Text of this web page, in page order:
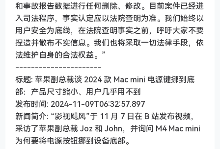
和事故报告数据进行任何删除、修改。目前案件已经进
入司法程序，事实认定应以法院查明为准。我们始终以
用户安全为底线，在法院查明事实之前，呼吁大家不要
捏造并散布不实信息。我们也将采取一切法律手段，依
法维护自身的合法权益。”
----------------------
标题: 苹果副总裁谈 2024 款 Mac mini 电源键挪到底
部：产品尺寸缩小、用户几乎用不到
发布时间: 2024-11-09T06:32:57.897
新闻简介: “影视飓风”于 11 月 7 日在 B 站发布视频，
采访了苹果副总裁 Joz 和 John，并询问 M4 Mac mini
为何要将电源按钮挪到设备底部。